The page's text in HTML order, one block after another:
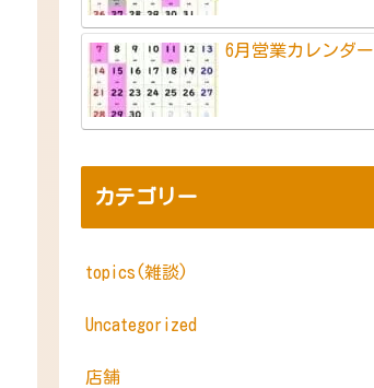
6月営業カレンダー
カテゴリー
topics(雑談)
Uncategorized
店舗